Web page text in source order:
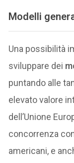
Modelli
Una possibilità
sviluppare dei
puntando alle
elevato valore
dell’Unione
concorrenza
americani, e